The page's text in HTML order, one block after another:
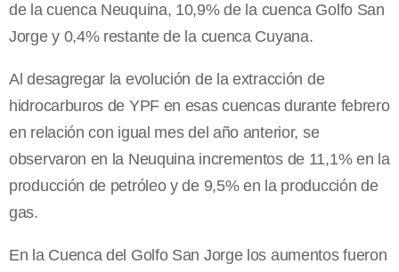
de la cuenca Neuquina, 10,9% de la cuenca Golfo San
Jorge y 0,4% restante de la cuenca Cuyana.
Al desagregar la evolución de la extracción de
hidrocarburos de YPF en esas cuencas durante febrero
en relación con igual mes del año anterior, se
observaron en la Neuquina incrementos de 11,1% en la
producción de petróleo y de 9,5% en la producción de
gas.
En la Cuenca del Golfo San Jorge los aumentos fueron